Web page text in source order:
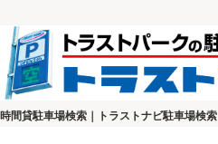
時間貸駐車場検索｜トラストナビ駐車場検索